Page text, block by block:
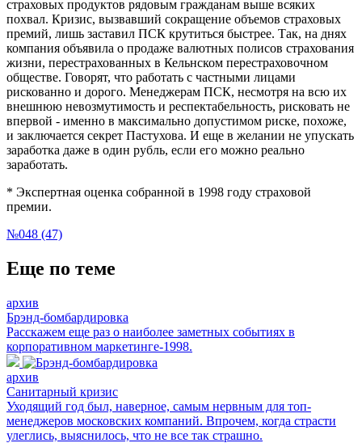
страховых продуктов рядовым гражданам выше всяких
похвал. Кризис, вызвавший сокращение объемов страховых
премий, лишь заставил ПСК крутиться быстрее. Так, на днях
компания объявила о продаже валютных полисов страхования
жизни, перестрахованных в Кельнском перестраховочном
обществе. Говорят, что работать с частными лицами
рискованно и дорого. Менеджерам ПСК, несмотря на всю их
внешнюю невозмутимость и респектабельность, рисковать не
впервой - именно в максимально допустимом риске, похоже,
и заключается секрет Пастухова. И еще в желании не упускать
заработка даже в один рубль, если его можно реально
заработать.
* Экспертная оценка собранной в 1998 году страховой
премии.
№048 (47)
Еще по теме
архив
Брэнд-бомбардировка
Расскажем еще раз о наиболее заметных событиях в
корпоративном маркетинге-1998.
архив
Санитарный кризис
Уходящий год был, наверное, самым нервным для топ-
менеджеров московских компаний. Впрочем, когда страсти
улеглись, выяснилось, что не все так страшно.